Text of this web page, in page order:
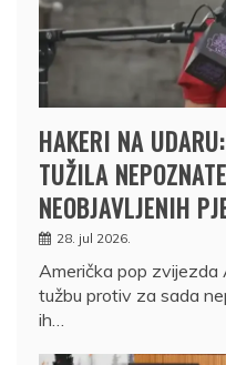
HAKERI NA
TUŽILA
NEOBJAVLJENIH
28. jul 2026.
Američka pop zvijezda
tužbu protiv za sada
ih…